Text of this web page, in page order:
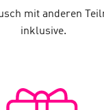
mit anderen
inklusive.